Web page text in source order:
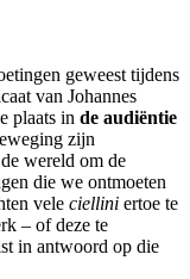
geweest tijdens
van Johannes
plaats in de audiëntie
zijn
wereld om de
die we ontmoeten
vele ciellini ertoe te
– of deze te
in antwoord op die